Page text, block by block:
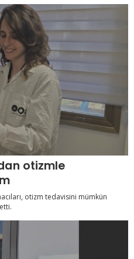
otizmle
otizm tedavisini mümkün